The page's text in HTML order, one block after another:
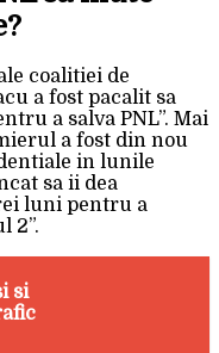
coalitiei de
a fost pacalit sa
a salva PNL”. Mai
a fost din nou
in lunile
sa ii dea
luni pentru a
2”.
si